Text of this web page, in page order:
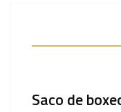
Saco de